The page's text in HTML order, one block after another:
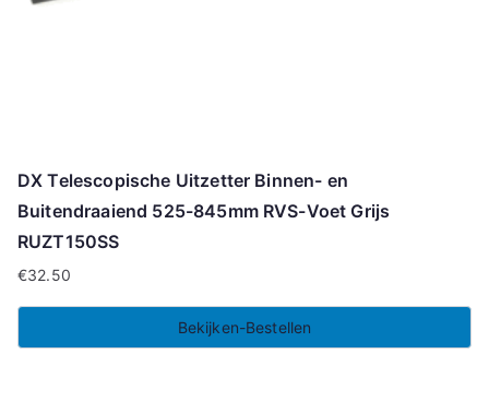
DX Telescopische Uitzetter Binnen- en
Buitendraaiend 525-845mm RVS-Voet Grijs
RUZT150SS
€32.50
Bekijken-Bestellen